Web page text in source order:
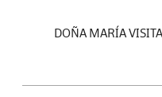
DOÑA MARÍA